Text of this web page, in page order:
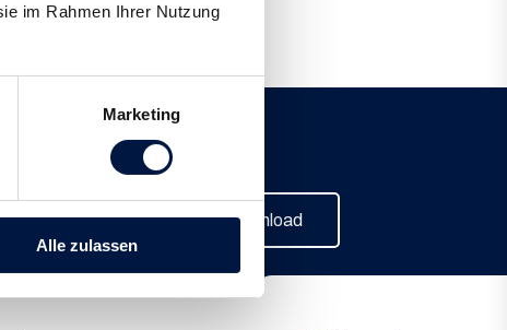
im Rahmen Ihrer Nutzung
Marketing
Alle zulassen
Download